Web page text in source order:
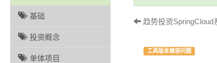
基础
投资概念
单体项目
趋势投资SpringCloud
工具版本兼容问题